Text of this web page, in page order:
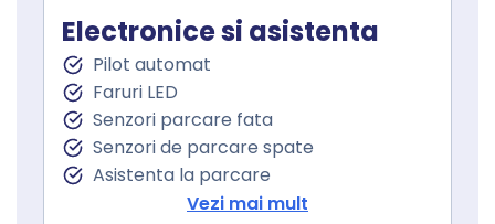
Volan multifunctional
Volan cu schimbator de viteze
Schimbator viteze piele
Keyless go
Pornire motor Keyless
Senzor ploaie
Geamuri fata electrice
Geamuri spate electrice
Electronice si asistenta
Pilot automat
Faruri LED
Senzori parcare fata
Senzori de parcare spate
Asistenta la parcare
Camera 360Vezi mai mult